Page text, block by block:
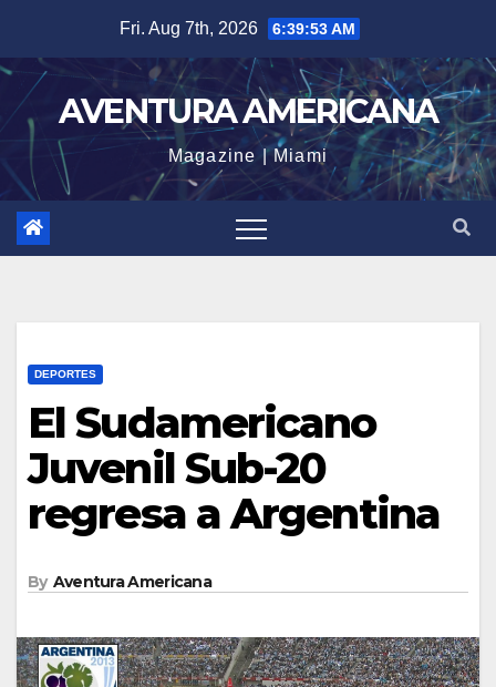
content
Fri. Aug 7th, 2026 6:39:54 AM
AVENTURA AMERICANA
Magazine | Miami
DEPORTES
El Sudamericano
Juvenil Sub-20
regresa a Argentina
By Aventura Americana